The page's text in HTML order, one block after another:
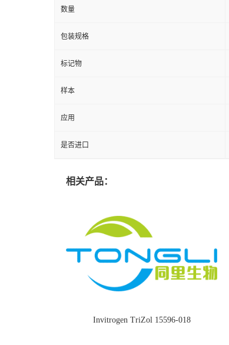
数量
包装规格
标记物
样本
应用
是否进口
相关产品：
Invitrogen TriZol 15596-018